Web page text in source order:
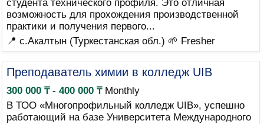
студента технического профиля. Это отличная
возможность для прохождения производственной
практики и получения первого...
📍 с.Акалтын (Туркестанская обл.) 🌱 Fresher
Преподаватель химии в колледж UIB
300 000 ₸ - 400 000 ₸Monthly
В ТОО «Многопрофильный колледж UIB», успешно
работающий на базе Университета Международного